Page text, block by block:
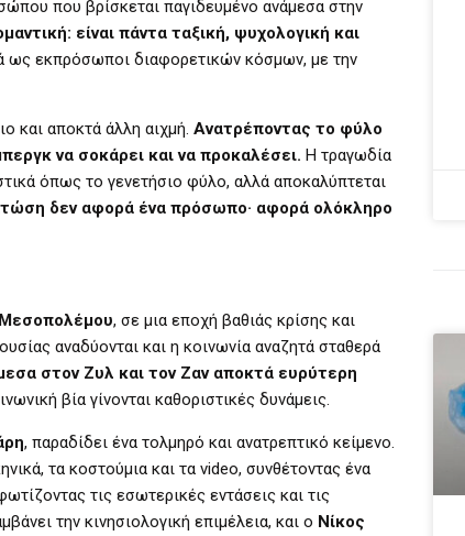
που βρίσκεται παγιδευμένο ανάμεσα στην
είναι πάντα ταξική, ψυχολογική και
ως εκπρόσωποι διαφορετικών κόσμων, με την
και αποκτά άλλη αιχμή. Ανατρέποντας το φύλο
να σοκάρει και να προκαλέσει. Η τραγωδία
όπως το γενετήσιο φύλο, αλλά αποκαλύπτεται
δεν αφορά ένα πρόσωπο· αφορά ολόκληρο
, σε μια εποχή βαθιάς κρίσης και
αναδύονται και η κοινωνία αναζητά σταθερά
στον Ζυλ και τον Ζαν αποκτά ευρύτερη
βία γίνονται καθοριστικές δυνάμεις.
, παραδίδει ένα τολμηρό και ανατρεπτικό κείμενο.
τα κοστούμια και τα video, συνθέτοντας ένα
τις εσωτερικές εντάσεις και τις
την κινησιολογική επιμέλεια, και ο Νίκος